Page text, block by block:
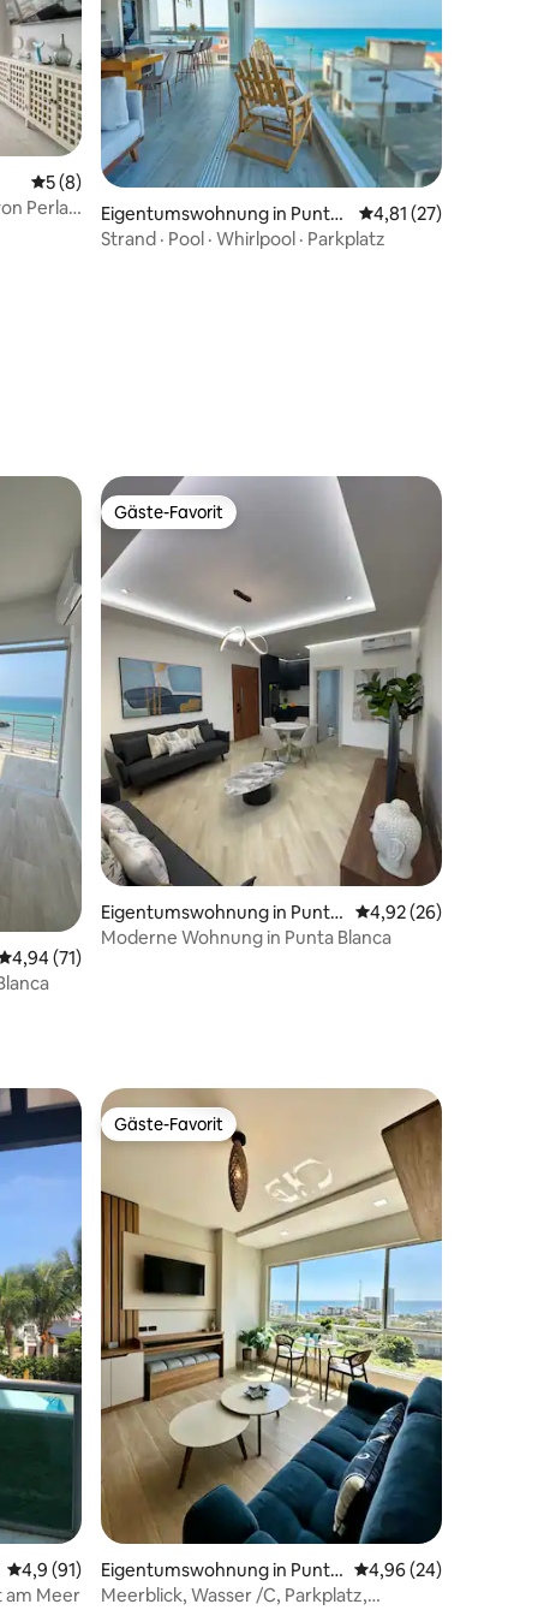
Durchschnittliche Bewertung: 5 von 5, 8 Bewertungen
5 (8)
Perla
Eigentumswohnung in Punta
Blanca
Durchschnittliche
4,81 (27)
Strand · Pool · Whirlpool · Parkplatz
Bewertungen
Bewertung: 4,94 von 5, 71 Bewertungen
4,94 (71)
Gäste-Favorit
Gäste-Favorit
Eigentumswohnung in Punta
Blanca
Durchschnittliche
4,92 (26)
Moderne Wohnung in Punta Blanca
Durchschnittliche Bewertung: 4,9 von 5, 91 Bewertungen
4,9 (91)
am Meer
Gäste-Favorit
Gäste-Favorit
Eigentumswohnung in Punta
Blanca
Durchschnittliche
4,96 (24)
Meerblick, Wasser /C, Parkplatz,